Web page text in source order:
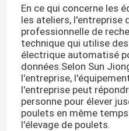
En ce qui concerne les
les ateliers, l'entreprise
professionnelle de
technique qui utilise
électrique automatisé
données.Selon Sun
l'entreprise,
l'entreprise peut
personne pour élever
poulets en même
l'élevage de poulets.